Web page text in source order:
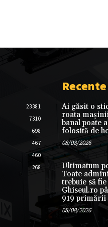
23381
7310
698
467
460
268
Recente
Ai găsit o
roata
banal poate
folosită de
08/08/2026
Ultimatum
Toate
trebuie să
Ghiseul.ro
919 primării
08/08/2026